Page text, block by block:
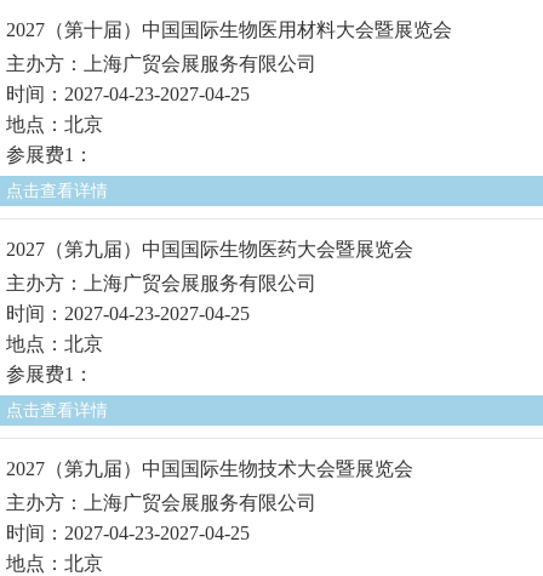
2027（第十届）中国国际生物医用材料大会暨展览会
主办方：上海广贸会展服务有限公司
时间：2027-04-23-2027-04-25
地点：北京
参展费1：
点击查看详情
2027（第九届）中国国际生物医药大会暨展览会
主办方：上海广贸会展服务有限公司
时间：2027-04-23-2027-04-25
地点：北京
参展费1：
点击查看详情
2027（第九届）中国国际生物技术大会暨展览会
主办方：上海广贸会展服务有限公司
时间：2027-04-23-2027-04-25
地点：北京